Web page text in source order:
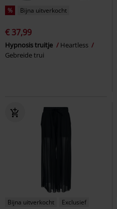
% Bijna uitverkocht
€ 37,99
Hypnosis truitje
Heartless
Gebreide trui
Bijna uitverkocht
Exclusief